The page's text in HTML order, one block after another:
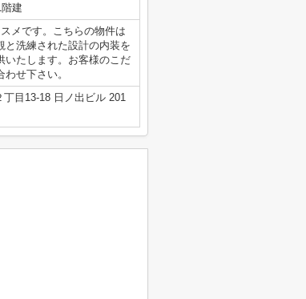
階建
メです。こちらの物件は
と洗練された設計の内装を
いたします。お客様のこだ
せ下さい。
目13-18 日ノ出ビル 201